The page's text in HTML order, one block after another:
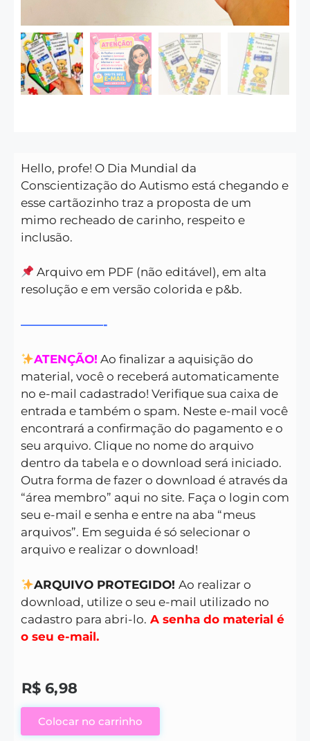
Hello, profe! O Dia Mundial da
Conscientização do Autismo está chegando e
esse cartãozinho traz a proposta de um
mimo recheado de carinho, respeito e
inclusão.
Arquivo em PDF (não editável), em alta
resolução e em versão colorida e p&b.
———————-
ATENÇÃO! Ao finalizar a aquisição do
material, você o receberá automaticamente
no e-mail cadastrado! Verifique sua caixa de
entrada e também o spam. Neste e-mail você
encontrará a confirmação do pagamento e o
seu arquivo. Clique no nome do arquivo
dentro da tabela e o download será iniciado.
Outra forma de fazer o download é através da
“área membro” aqui no site. Faça o login com
seu e-mail e senha e entre na aba “meus
arquivos”. Em seguida é só selecionar o
arquivo e realizar o download!
ARQUIVO PROTEGIDO!Ao realizar o
download, utilize o seu e-mail utilizado no
cadastro para abri-lo. A senha do material é
o seu e-mail.
R$ 6,98
Colocar no carrinho